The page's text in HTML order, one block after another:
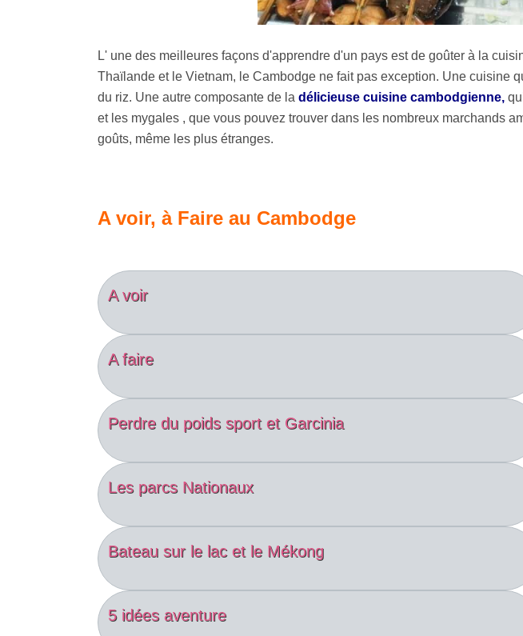
L' une des meilleures façons d'apprendre d'un pays est de goûter à la
Thaïlande et le Vietnam, le Cambodge ne fait pas exception. Une cuisine
du riz. Une autre composante de la délicieuse cuisine cambodgienne,
et les mygales , que vous pouvez trouver dans les nombreux marchands
goûts, même les plus étranges.
A voir, à Faire au Cambodge
A voir
A faire
Perdre du poids sport et Garcinia
Les parcs Nationaux
Bateau sur le lac et le Mékong
5 idées aventure